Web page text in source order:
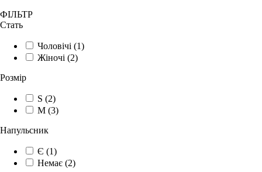
ФІЛЬТР
Стать
Чоловічі (1)
Жіночі (2)
Розмір
S (2)
M (3)
Напульсник
Є (1)
Немає (2)